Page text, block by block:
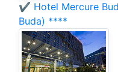
✔️ Hotel Mercure
Buda) ****